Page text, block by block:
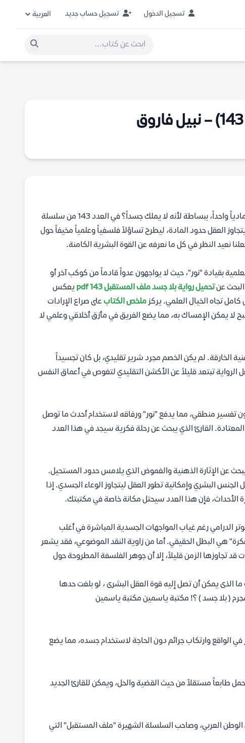
تسجيل الدخول تسجيل حساب جديد
هل فكرت يوماً في إمكانية ارتكاب جريمة كاملة لا يترك فيها الجاني أثراً مادياً واحداً، ببساطة لأنه لا يملك جسداً؟ في العدد 143 من سلسلة
العقل حدود المادة، ليطرح تساؤلاً فلسفياً وعلمياً مخيفاً حول
نعيد النظر في كل ما نعرفه عن القوة البشرية الكامنة.
بقيادة "نور"، حيث لا يواجهون عدواً قادماً من كوكب آخر أو
البحث عنتحميل رواية بلا جسد ملف المستقبل 143 pdf
يعكس
تجاه الخيال العلمي. يركز ملخص الكتابعلى صراع الإرادات
يمكن الإمساك به، مما يضع الفريق في مأزق أخلاقي وعلمي لا
الخارقة. لم يكن الخصم مجرد شرير تقليدي، بل كان تجسيداً
الرواية تبتعد قليلاً عن الأكشن التقليدي لتغوص في أعماق النفس
تفسير منطقي، مما يدفع "نور" ورفاقه لاستخدام أحدث ما توصل
القارئ الذي يبحث عن رحلة فكرية سيجد في هذا العدد
عن الإثارة الذهنية والغموض الذي يلامس حدود المستحيل.
البشري وإمكانية تطور العقل ليتجاوز الوعاء الجسدي. إذا
الأحداث، فإن هذا العدد سيحتل مكانة خاصة في مكتبتك.
الدرامي رغم غياب المواجهات الجسدية المباشرة في أغلب
هي البطل الحقيقي. أما من زاوية النقد الموضوعي، فقد يشعر
قد تجاوزها الزمن قليلاً، إلا أن جوهر الفلسفة المطروحة حول
يمكن أن تصل إليه قوة العقل البشرى ، لو بلغت حدها
( بلا جسد ) ؟! مكتبة ياسمين مكتبة ياسمين
الواقع وارتكاب جرائم دون الحاجة لاستخدام جسده، مما يضع
طابعاً مستقلاً من حيث القضية والحل، ويمكن للقارئ الجديد
الوطن العربي، وصاحب السلسلة الشهيرة "ملف المستقبل" التي